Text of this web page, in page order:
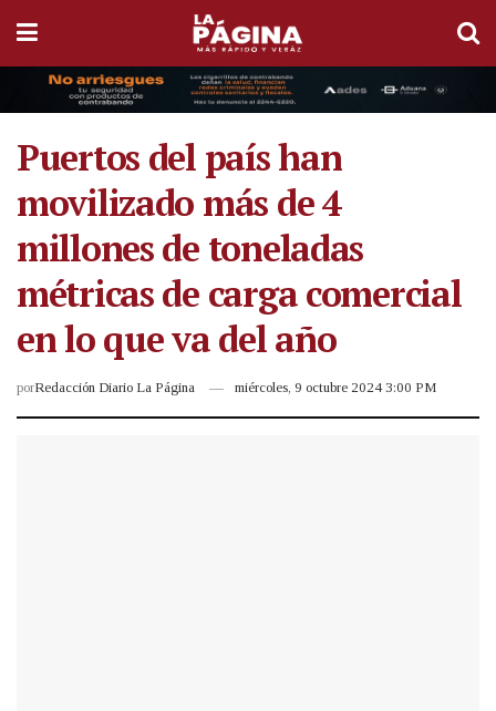
Puertos del país han
movilizado más de 4
millones de toneladas
métricas de carga comercial
en lo que va del año
porRedacción Diario La Página miércoles, 9 octubre 2024 3:00 PM